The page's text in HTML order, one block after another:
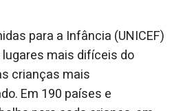
para a Infância (UNICEF)
mais difíceis do
crianças mais
Em 190 países e